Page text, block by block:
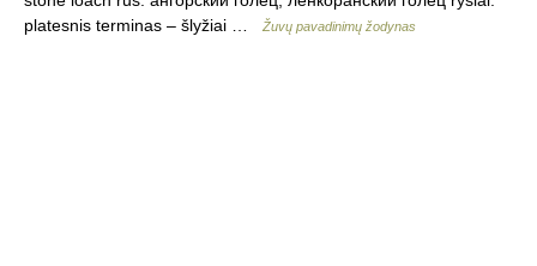
platesnis terminas – šlyžiai …
Žuvų pavadinimų žodynas